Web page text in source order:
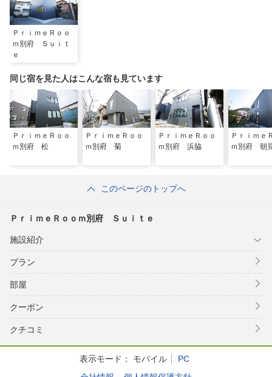
ＰｒｉｍｅＲｏｏ
ｍ別府 Ｓｕｉｔ
ｅ
同じ宿を見た人はこんな宿も見ています
ＰｒｉｍｅＲｏｏ
ｍ別府 松
ＰｒｉｍｅＲｏｏ
ｍ別府 菊
ＰｒｉｍｅＲｏｏ
ｍ別府 浜脇
Ｐｒｉｍｅ
ｍ別府 朝
このページのトップへ
ＰｒｉｍｅＲｏｏｍ別府 Ｓｕｉｔｅ
施設紹介
プラン
部屋
クーポン
クチコミ
表示モード： モバイル
PC